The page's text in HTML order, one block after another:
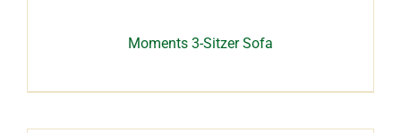
Moments 3-Sitzer Sofa